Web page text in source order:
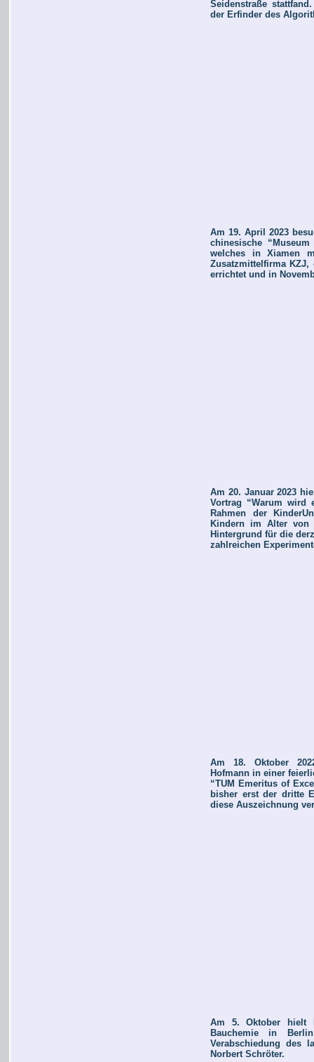
Seidenstraße
der Erfinder des
Am 19. April 2023
chinesische
welches in Xiamen
Zusatzmittelfirma
errichtet und in
Am 20. Januar 2023
Vortrag “Warum
Rahmen der
Kindern im Alter von
Hintergrund für die
zahlreichen
Am 18. Oktober
Hofmann in einer
“TUM Emeritus of
bisher erst der dritte
diese Auszeichnung
Am 5. Oktober hielt
Bauchemie in
Verabschiedung des
Norbert Schröter.